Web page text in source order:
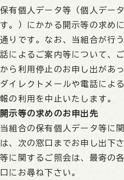
保有個人データ等（個人デー
す。）にかかる開示等の求め
通りです。なお、当組合が行
話によるご案内等について、
から利用停止のお申し出があ
ダイレクトメールや電話によ
報の利用を中止いたします。
開示等の求めのお申出先
当組合の保有個人データ等に
は、次の窓口までお申し出下
等に関するご照会は、最寄の
口にお尋ね下さい。